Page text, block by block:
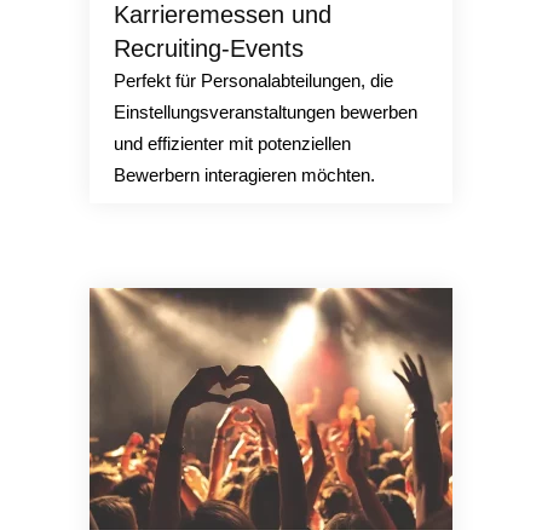
Karrieremessen und
Recruiting-Events
Perfekt für Personalabteilungen, die
Einstellungsveranstaltungen bewerben
und effizienter mit potenziellen
Bewerbern interagieren möchten.